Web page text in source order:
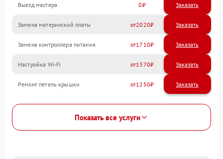
Выезд мастера 0 Заказать
Замена материнской платы 2020
Замена контроллера питания 1710
Настройка Wi-Fi 1370
Ремонт петель крышки 1250
Показать все услуги